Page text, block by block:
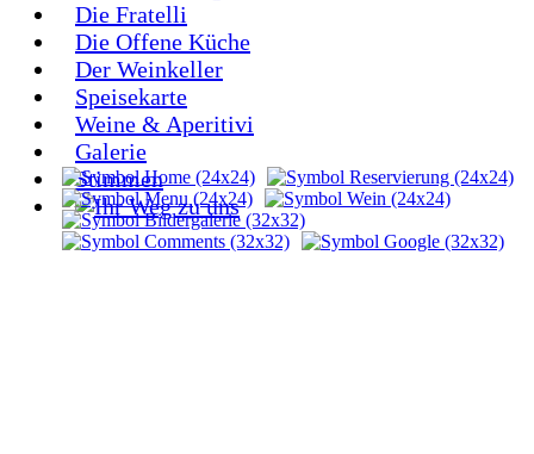
Die Fratelli
Die Offene Küche
Der Weinkeller
Speisekarte
Weine & Aperitivi
Galerie
Stimmen